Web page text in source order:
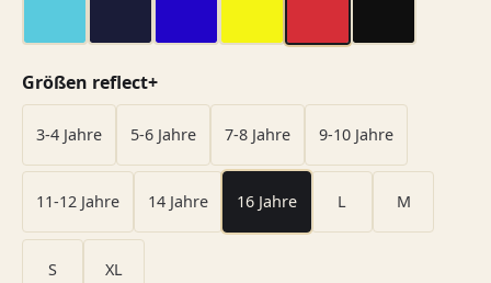
Größen reflect+auswählen
3-4 Jahre 5-6 Jahre 7-8 Jahre 9-10 Jahre
11-12 Jahre 14 Jahre 16 Jahre L M
S XL